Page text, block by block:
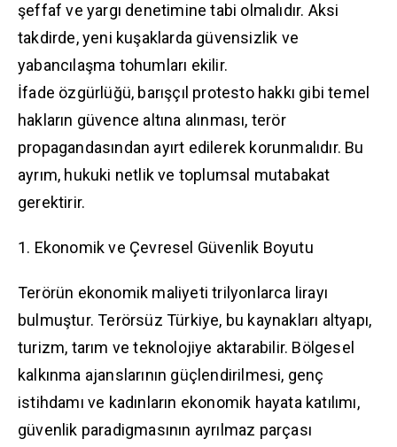
şeffaf ve yargı denetimine tabi olmalıdır. Aksi
takdirde, yeni kuşaklarda güvensizlik ve
yabancılaşma tohumları ekilir.
İfade özgürlüğü, barışçıl protesto hakkı gibi temel
hakların güvence altına alınması, terör
propagandasından ayırt edilerek korunmalıdır. Bu
ayrım, hukuki netlik ve toplumsal mutabakat
gerektirir.
1. Ekonomik ve Çevresel Güvenlik Boyutu
Terörün ekonomik maliyeti trilyonlarca lirayı
bulmuştur. Terörsüz Türkiye, bu kaynakları altyapı,
turizm, tarım ve teknolojiye aktarabilir. Bölgesel
kalkınma ajanslarının güçlendirilmesi, genç
istihdamı ve kadınların ekonomik hayata katılımı,
güvenlik paradigmasının ayrılmaz parçası